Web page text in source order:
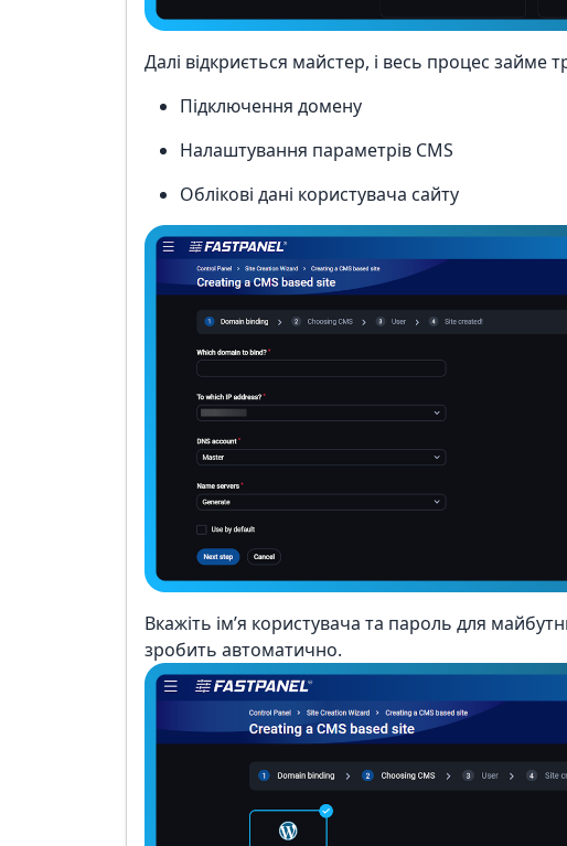
Далі відкриється майстер, і весь процес займе
Підключення домену
Налаштування параметрів CMS
Облікові дані користувача сайту
Вкажіть ім’я користувача та пароль для
зробить автоматично.